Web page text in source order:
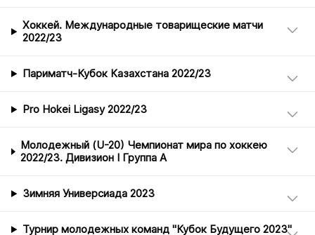
Хоккей. Международные товарищеские матчи
2022/23
Париматч-Кубок Казахстана 2022/23
Pro Hokei Ligasy 2022/23
Молодежный (U-20) Чемпионат мира по хоккею
2022/23. Дивизион I Группа А
Зимняя Универсиада 2023
Турнир молодежных команд "Кубок Будущего 2023"